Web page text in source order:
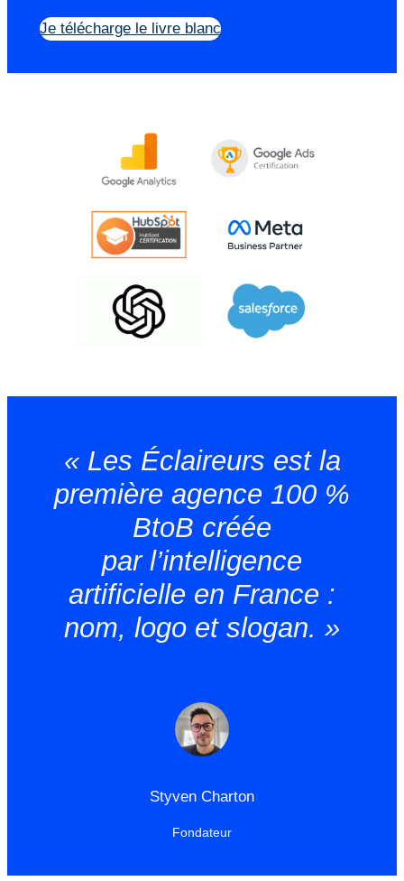
Je télécharge le livre blanc
« Les Éclaireurs est la
première agence 100 %
BtoB créée
par l’intelligence
artificielle en France :
nom, logo et slogan. »
Styven Charton
Fondateur